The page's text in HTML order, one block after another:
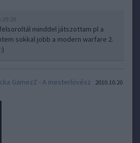
minddel játszottam pl a
sokkal jobb a modern warfare 2.
GamezZ - A mesterlövész
2010.10.20